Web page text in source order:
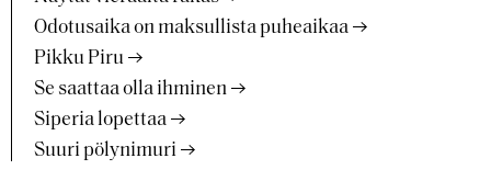
Odotusaika on maksullista puheaikaa
Pikku Piru
Se saattaa olla ihminen
Siperia lopettaa
Suuri pölynimuri